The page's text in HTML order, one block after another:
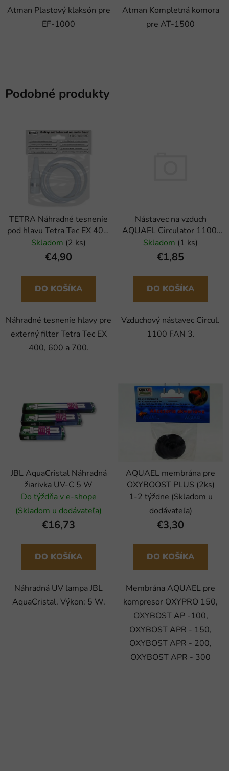
Atman Plastový klaksón pre
EF-1000
Atman Kompletná komora
pre AT-1500
Podobné produkty
TETRA Náhradné tesnenie
pod hlavu Tetra Tec EX 400,
600, 700 (1ks)
Skladom (2 ks)
€4,90
DO KOŠÍKA
Náhradné tesnenie hlavy pre
externý filter Tetra Tec EX
400, 600 a 700.
Nástavec na vzduch
AQUAEL Circulator 1100,
FAN 3
Skladom (1 ks)
€1,85
DO KOŠÍKA
Vzduchový nástavec Circul.
1100 FAN 3.
JBL AquaCristal Náhradná
žiarivka UV-C 5 W
Do týždňa v e-shope
(Skladom u dodávateľa)
€16,73
DO KOŠÍKA
Náhradná UV lampa JBL
AquaCristal. Výkon: 5 W.
AQUAEL membrána pre
OXYBOOST PLUS (2ks)
1-2 týždne (Skladom u
dodávateľa)
€3,30
DO KOŠÍKA
Membrána AQUAEL pre
kompresor OXYPRO 150,
OXYBOST AP -100,
OXYBOST APR - 150,
OXYBOST APR - 200,
OXYBOST APR - 300